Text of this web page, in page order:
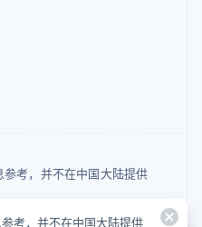
考，并不在中国大陆提供
考，并不在中国大陆提供